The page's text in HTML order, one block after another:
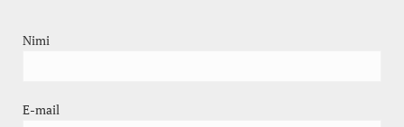
Nimi
E-mail